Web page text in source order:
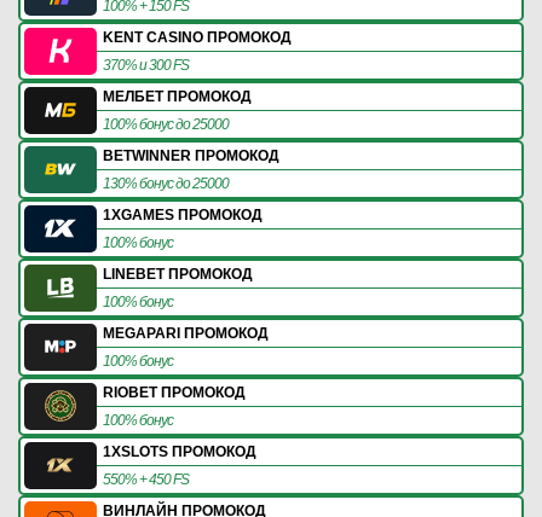
100% + 150 FS
KENT CASINO ПРОМОКОД
370% и 300 FS
МЕЛБЕТ ПРОМОКОД
100% бонус до 25000
BETWINNER ПРОМОКОД
130% бонус до 25000
1XGAMES ПРОМОКОД
100% бонус
LINEBET ПРОМОКОД
100% бонус
MEGAPARI ПРОМОКОД
100% бонус
RIOBET ПРОМОКОД
100% бонус
1XSLOTS ПРОМОКОД
550% + 450 FS
ВИНЛАЙН ПРОМОКОД